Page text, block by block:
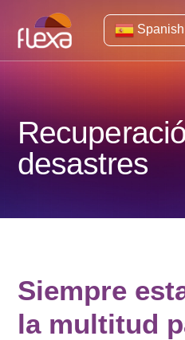
Spanish
desastres
Siempre
la multitud